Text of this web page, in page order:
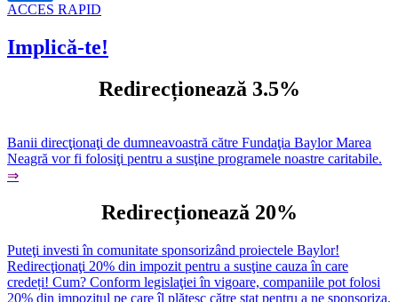
ACCES RAPID
Implică-te!
Redirecționează 3.5%
Banii direcţionaţi de dumneavoastră către Fundaţia Baylor Marea
Neagră vor fi folosiţi pentru a susţine programele noastre caritabile.
⇒
Redirecționează 20%
Puteţi investi în comunitate sponsorizând proiectele Baylor!
Redirecţionaţi 20% din impozit pentru a susţine cauza în care
credeți! Cum? Conform legislaţiei în vigoare, companiile pot folosi
20% din impozitul pe care îl plătesc către stat pentru a ne sponsoriza.